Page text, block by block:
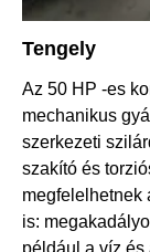
Tengely
Az 50 HP -es
mechanikus
szerkezeti
szakító és
megfelelhetnek
is: